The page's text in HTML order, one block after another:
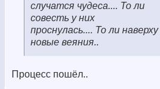
случатся чудеса.... То ли
совесть у них
проснулась.... То ли наверху
новые веяния..
Процесс пошёл..